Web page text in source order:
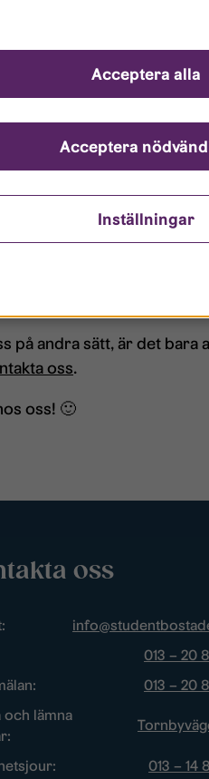
enkelt göra felanmälan,
får du även
– Google Play
– App Store
funktioner på Mina
väljer själv vem eller
bokningar och
funktionen helt
på andra sätt, är det bara
oss.
oss! 🙂
oss
013 – 20
013 – 20
och lämna
013 – 14
Inställningar
Acceptera
Acceptera alla